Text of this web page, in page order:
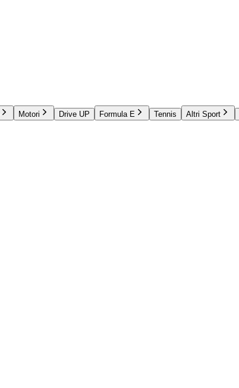
Motori Drive UP Formula E Tennis Altri Sport